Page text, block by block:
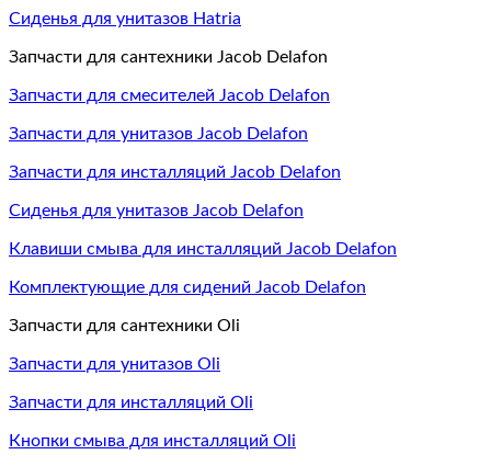
Сиденья для унитазов Hatria
Запчасти для сантехники Jacob Delafon
Запчасти для смесителей Jacob Delafon
Запчасти для унитазов Jacob Delafon
Запчасти для инсталляций Jacob Delafon
Сиденья для унитазов Jacob Delafon
Клавиши смыва для инсталляций Jacob Delafon
Комплектующие для сидений Jacob Delafon
Запчасти для сантехники Oli
Запчасти для унитазов Oli
Запчасти для инсталляций Oli
Кнопки смыва для инсталляций Oli